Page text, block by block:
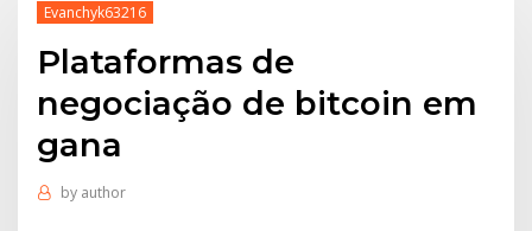
Evanchyk63216
Plataformas de
negociação de bitcoin em
gana
by author